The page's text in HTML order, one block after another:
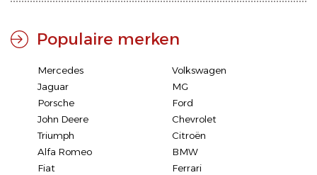
Populaire merken
Mercedes
Volkswagen
Jaguar
MG
Porsche
Ford
John Deere
Chevrolet
Triumph
Citroën
Alfa Romeo
BMW
Fiat
Ferrari